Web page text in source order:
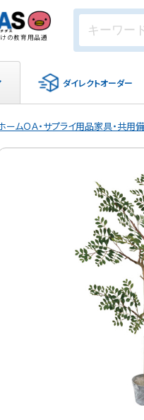
の教育用品通
ダイレクトオーダー
ームＯＡ・サプライ用品家具・共用